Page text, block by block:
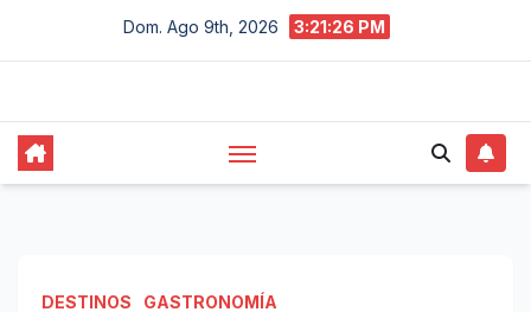
Dom. Ago 9th, 2026 3:21:27 PM
DESTINOS
GASTRONOMÍA